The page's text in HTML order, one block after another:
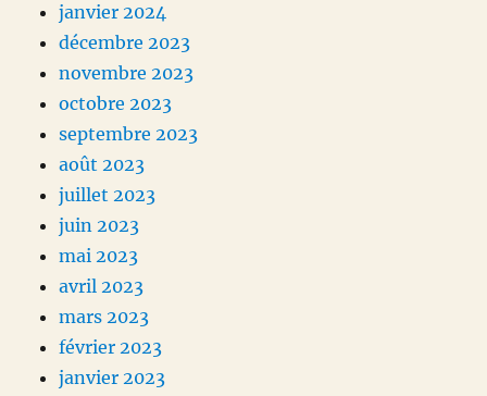
janvier 2024
décembre 2023
novembre 2023
octobre 2023
septembre 2023
août 2023
juillet 2023
juin 2023
mai 2023
avril 2023
mars 2023
février 2023
janvier 2023